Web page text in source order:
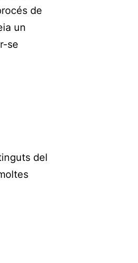
de
un
se
del